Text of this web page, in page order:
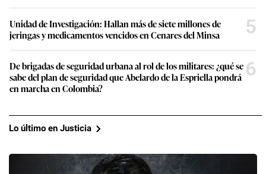
Unidad de Investigación: Hallan más de siete millones de
jeringas y medicamentos vencidos en Cenares del Minsa
5
De brigadas de seguridad urbana al rol de los militares: ¿qué se
sabe del plan de seguridad que Abelardo de la Espriella pondrá
en marcha en Colombia?
6
Lo último en Justicia